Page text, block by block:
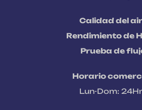
Calidad del
Rendimiento de
Prueba de
Horario
Lun-Dom: